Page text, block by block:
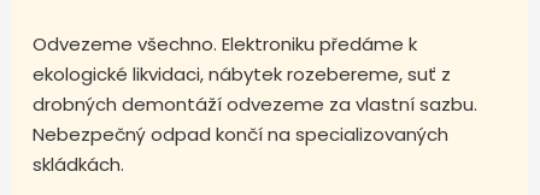
Odvezeme všechno. Elektroniku předáme k
ekologické likvidaci, nábytek rozebereme, suť z
drobných demontáží odvezeme za vlastní sazbu.
Nebezpečný odpad končí na specializovaných
skládkách.